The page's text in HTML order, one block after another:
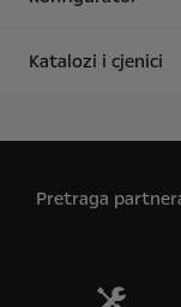
Katalozi i cjenici
Pretraga